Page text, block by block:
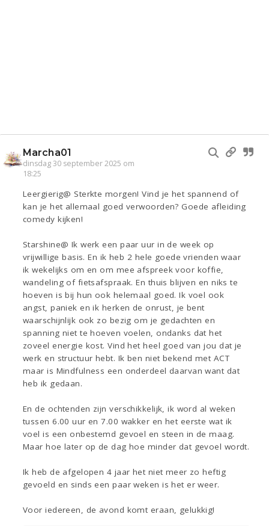
Marcha01
dinsdag 30 september 2025 om
18:25
Leergierig@ Sterkte morgen! Vind je het spannend of
kan je het allemaal goed verwoorden? Goede afleiding
comedy kijken!
Starshine@ Ik werk een paar uur in de week op
vrijwillige basis. En ik heb 2 hele goede vrienden waar
ik wekelijks om en om mee afspreek voor koffie,
wandeling of fietsafspraak. En thuis blijven en niks te
hoeven is bij hun ook helemaal goed. Ik voel ook
angst, paniek en ik herken de onrust, je bent
waarschijnlijk ook zo bezig om je gedachten en
spanning niet te hoeven voelen, ondanks dat het
zoveel energie kost. Vind het heel goed van jou dat je
werk en structuur hebt. Ik ben niet bekend met ACT
maar is Mindfulness een onderdeel daarvan want dat
heb ik gedaan.
En de ochtenden zijn verschikkelijk, ik word al weken
tussen 6.00 uur en 7.00 wakker en het eerste wat ik
voel is een onbestemd gevoel en steen in de maag.
Maar hoe later op de dag hoe minder dat gevoel wordt.
Ik heb de afgelopen 4 jaar het niet meer zo heftig
gevoeld en sinds een paar weken is het er weer.
Voor iedereen, de avond komt eraan, gelukkig!